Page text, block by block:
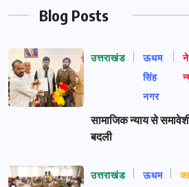
Blog Posts
उत्तराखंड
ऊधम
सिंह
नगर
सामाजिक न्याय से
बदली
उत्तराखंड ऊधम